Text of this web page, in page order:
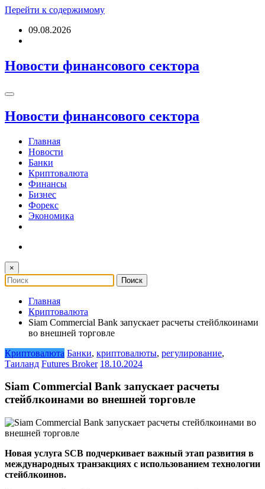
Перейти к содержимому
09.08.2026
Новости финансового сектора
Новости финансового сектора
Главная
Новости
Банки
Криптовалюта
Финансы
Бизнес
Форекс
Экономика
×
Главная
Криптовалюта
Siam Commercial Bank запускает расчеты стейблкоинами
во внешней торговле
Криптовалюта Банки, криптовалюты, регулирование,
Таиланд Futures Broker 18.10.2024
Siam Commercial Bank запускает расчеты
стейблкоинами во внешней торговле
Новая услуга SCB подчеркивает важный этап развития в
международных транзакциях с использованием технологии
стейблкоинов.